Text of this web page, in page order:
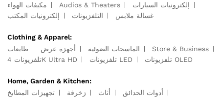
مكيفات الهواء
Audios & Theaters
إلكترونيات السيارات
إلكترونيات المكتب
التلفزيونات غسالة ملابس
Clothing & Apparel:
طابعات
أجهزة عرض الماسحات الضوئية
Store & Business
تلفزيونات 4K Ultra HD
تلفزيونات LED تلفزيونات OLED
Home, Garden & Kitchen:
تجهيزات المطابخ
زخرفة أثاث
أدوات الحدائق